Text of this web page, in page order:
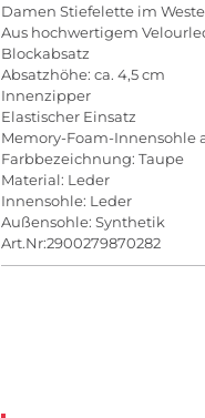
Damen Stiefelette im
Aus hochwertigem
Blockabsatz
Absatzhöhe: ca. 4,5 cm
Innenzipper
Elastischer Einsatz
Memory-Foam-Innensohle
Farbbezeichnung: Taupe
Material: Leder
Innensohle: Leder
Außensohle: Synthetik
Art.Nr:2900279870282